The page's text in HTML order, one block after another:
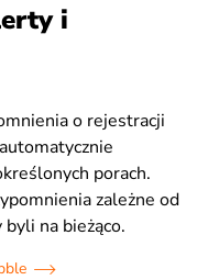
i
o rejestracji
porach.
zależne od
na bieżąco.